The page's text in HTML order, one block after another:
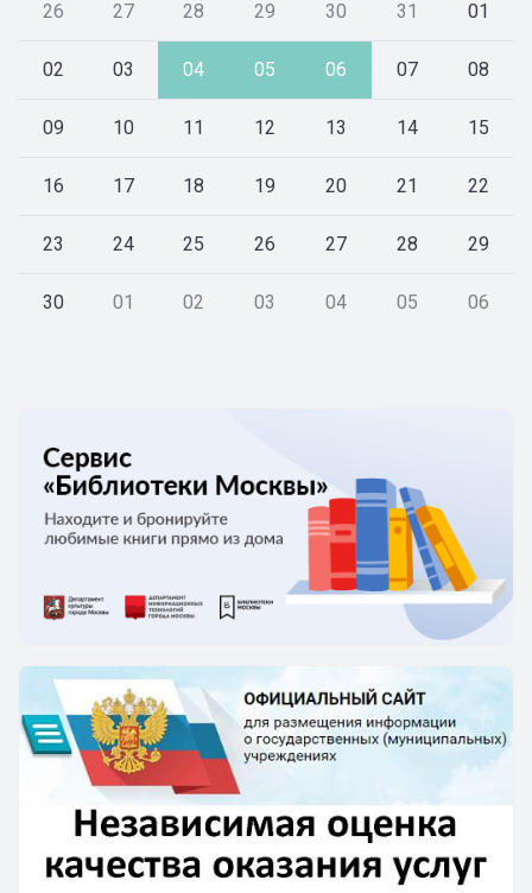
26 27 28 29 30 31 01
02 03 04 05 06 07 08
09 10 11 12 13 14 15
16 17 18 19 20 21 22
23 24 25 26 27 28 29
30 01 02 03 04 05 06